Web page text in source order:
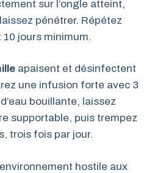
sur l’ongle atteint,
pénétrer. Répétez
jours minimum.
apaisent et désinfectent
une infusion forte avec 3
bouillante, laissez
supportable, puis trempez
trois fois par jour.
hostile aux